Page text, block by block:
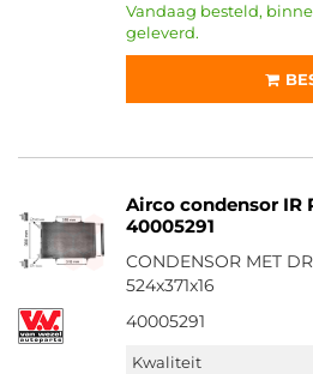
Vandaag besteld,
geleverd.
Airco condensor IR
40005291
CONDENSOR MET
524x371x16
40005291
Kwaliteit